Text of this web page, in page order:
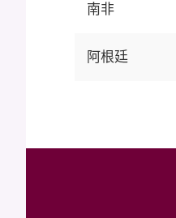
南非
阿根廷